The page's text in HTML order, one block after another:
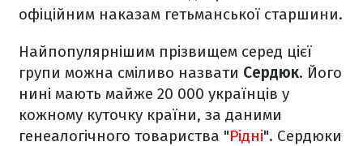
офіційним наказам гетьманської старшини.
Найпопулярнішим прізвищем серед цієї
групи можна сміливо назвати Сердюк. Його
нині мають майже 20 000 українців у
кожному куточку країни, за даними
генеалогічного товариства "Рідні". Сердюки